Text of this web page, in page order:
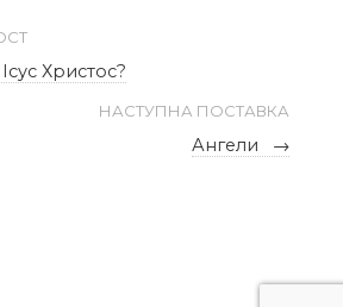
Христос?
НАСТУПНА ПОСТАВКА
Ангели →